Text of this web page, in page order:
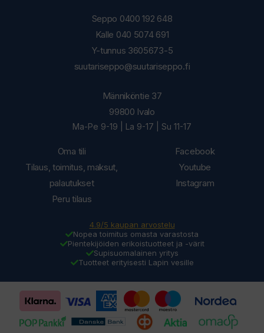
Seppo 0400 192 648
Kalle 040 5074 691
Y-tunnus 3605673-5
suutariseppo@suutariseppo.fi
Oma tili
Tilaus, toimitus, maksut,
palautukset
Peru tilaus
Männiköntie 37
99800 Ivalo
Ma-Pe 9-19 | La 9-17 | Su 11-17
Facebook
Youtube
Instagram
4.9/5 kaupan arvostelu
Nopea toimitus omasta varastosta
Pientekijöiden erikoistuotteet ja -värit
Supisuomalainen yritys
Tuotteet erityisesti Lapin vesille